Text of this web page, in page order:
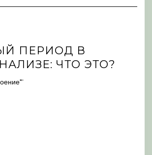
Navigation
ПЕРИОД В
ЧТО ЭТО?
'